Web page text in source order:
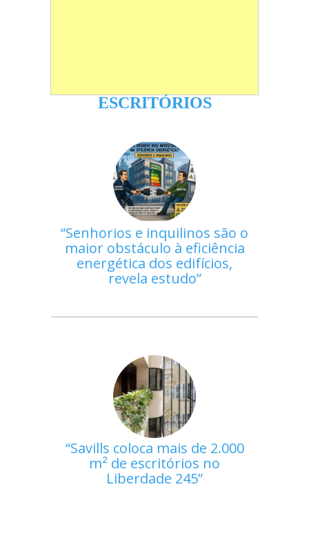
ESCRITÓRIOS
Senhorios e inquilinos são o
maior obstáculo à eficiência
energética dos edifícios,
revela estudo
Savills coloca mais de 2.000
m² de escritórios no
Liberdade 245